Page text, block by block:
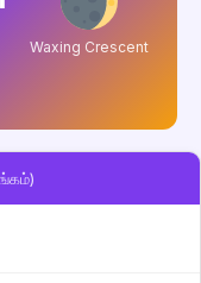
Waxing Crescent